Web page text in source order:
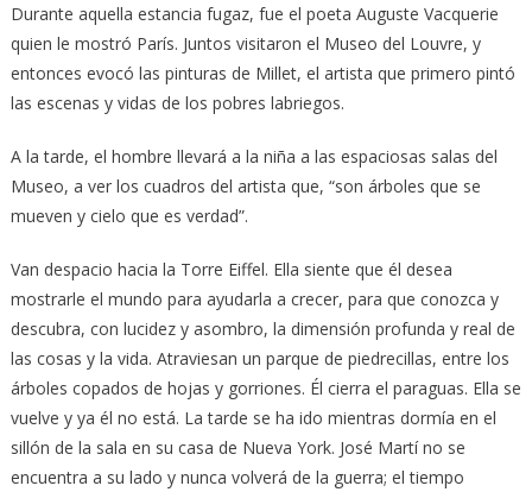
Durante aquella estancia fugaz, fue el poeta Auguste Vacquerie
quien le mostró París. Juntos visitaron el Museo del Louvre, y
entonces evocó las pinturas de Millet, el artista que primero pintó
las escenas y vidas de los pobres labriegos.
A la tarde, el hombre llevará a la niña a las espaciosas salas del
Museo, a ver los cuadros del artista que, “son árboles que se
mueven y cielo que es verdad”.
Van despacio hacia la Torre Eiffel. Ella siente que él desea
mostrarle el mundo para ayudarla a crecer, para que conozca y
descubra, con lucidez y asombro, la dimensión profunda y real de
las cosas y la vida. Atraviesan un parque de piedrecillas, entre los
árboles copados de hojas y gorriones. Él cierra el paraguas. Ella se
vuelve y ya él no está. La tarde se ha ido mientras dormía en el
sillón de la sala en su casa de Nueva York. José Martí no se
encuentra a su lado y nunca volverá de la guerra; el tiempo